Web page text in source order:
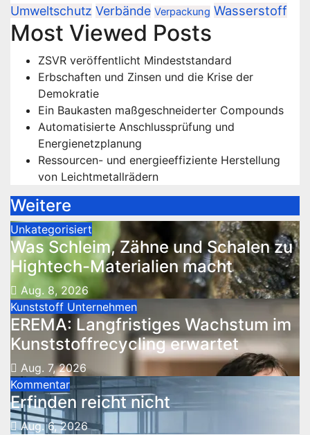
Umweltschutz Verbände Verpackung Wasserstoff
Most Viewed Posts
ZSVR veröffentlicht Mindeststandard
Erbschaften und Zinsen und die Krise der
Demokratie
Ein Baukasten maßgeschneiderter Compounds
Automatisierte Anschlussprüfung und
Energienetzplanung
Ressourcen- und energieeffiziente Herstellung
von Leichtmetallrädern
Weitere
Unkategorisiert
Was Schleim, Zähne und Schalen zu
Hightech-Materialien macht
Aug. 8, 2026
Kunststoff Unternehmen
EREMA: Langfristiges Wachstum im
Kunststoffrecycling erwartet
Aug. 7, 2026
Kommentar
Erfinden reicht nicht
Aug. 6, 2026